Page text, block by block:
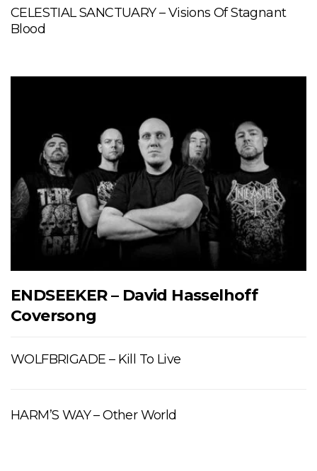
CELESTIAL SANCTUARY – Visions Of Stagnant
Blood
ENDSEEKER – David Hasselhoff
Coversong
WOLFBRIGADE – Kill To Live
HARM’S WAY – Other World